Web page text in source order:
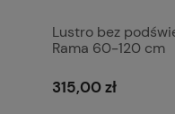
Lustro bez
Rama 60-120 cm
315,00 zł